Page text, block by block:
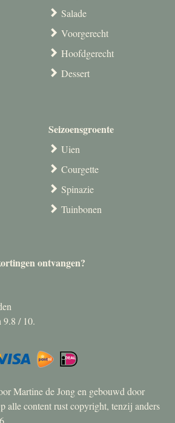
Salade
Voorgerecht
Hoofdgerecht
Dessert
Seizoensgroente
Uien
Courgette
Spinazie
Tuinbonen
ontvangen?
9.8 / 10.
Martine de Jong en gebouwd door
alle content rust copyright, tenzij anders